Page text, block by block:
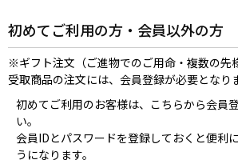
初めてご利用の方・会員以外の方
※ギフト注文（ご進物でのご用命・複数の先
受取商品の注文には、会員登録が必要となり
初めてご利用のお客様は、こちらから会員
い。
会員IDとパスワードを登録しておくと便利
うになります。